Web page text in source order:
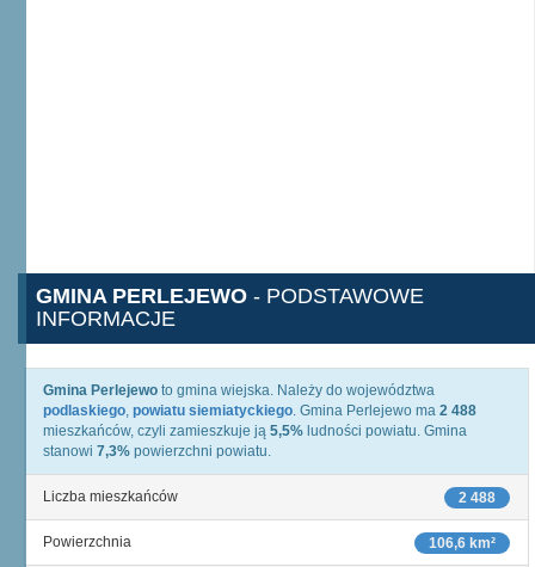
GMINA PERLEJEWO - PODSTAWOWE
INFORMACJE
Gmina Perlejewo to gmina wiejska. Należy do województwa
podlaskiego, powiatu siemiatyckiego. Gmina Perlejewo ma 2 488
mieszkańców, czyli zamieszkuje ją 5,5% ludności powiatu. Gmina
stanowi 7,3% powierzchni powiatu.
2 488
Liczba mieszkańców
106,6 km²
Powierzchnia